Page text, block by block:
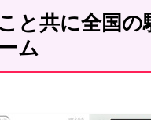
と共に全国
ム